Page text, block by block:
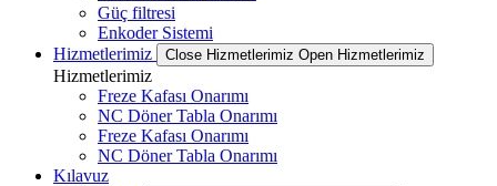
Güç filtresi
Enkoder Sistemi
Hizmetlerimiz
Close Hizmetlerimiz Open Hizmetlerimiz
Hizmetlerimiz
Freze Kafası Onarımı
NC Döner Tabla Onarımı
Freze Kafası Onarımı
NC Döner Tabla Onarımı
Kılavuz